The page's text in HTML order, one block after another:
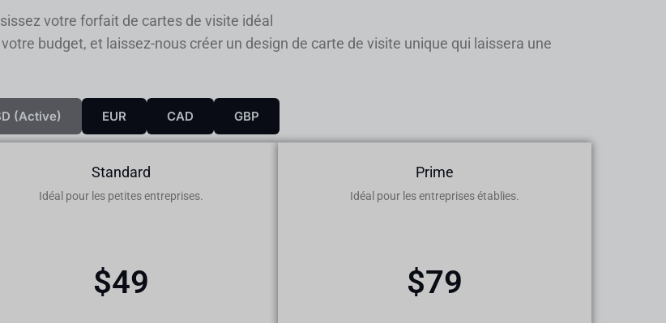
votre forfait de cartes de visite idéal
budget, et laissez-nous créer un design de carte de visite unique qui laissera une
(active) EUR CAD GBP
Standard
Idéal pour les petites entreprises.
$49
Prime
Idéal pour les entreprises établies.
$79